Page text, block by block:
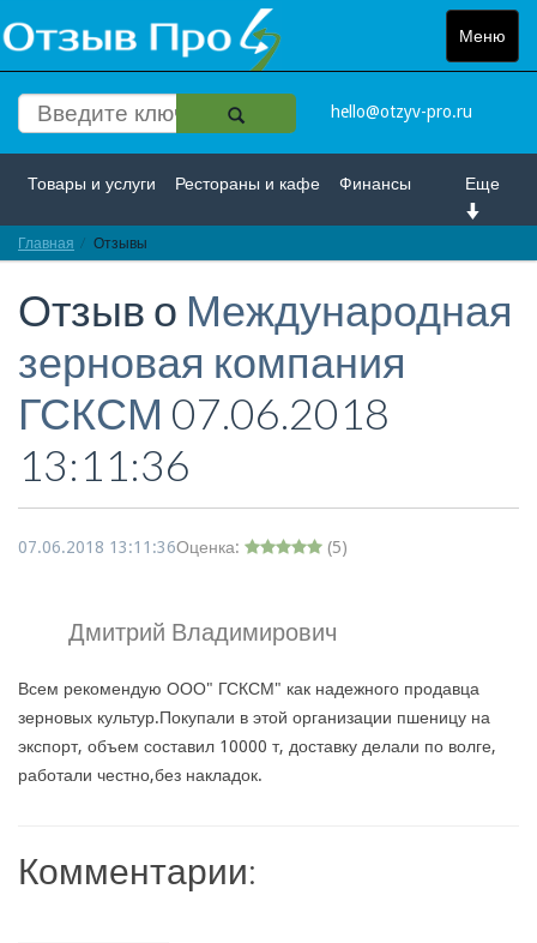
Меню
Toggle
hello@otzyv-pro.ru
Еще
Товары и услуги Рестораны и кафе Финансы
Красота и здоровье
Интернет Путешествие и отдых Транспорт
Недвижимость Работа Гос. учреждения
Личности Логистика Страхование
Главная Отзывы
Отзыв о Международная
зерновая компания
ГСКСМ 07.06.2018
13:11:36
07.06.2018 13:11:36Оценка: (5)
Дмитрий Владимирович
Всем рекомендую ООО" ГСКСМ" как надежного продавца
зерновых культур.Покупали в этой организации пшеницу на
экспорт, объем составил 10000 т, доставку делали по волге,
работали честно,без накладок.
Комментарии: